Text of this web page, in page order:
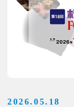
2026.05.18